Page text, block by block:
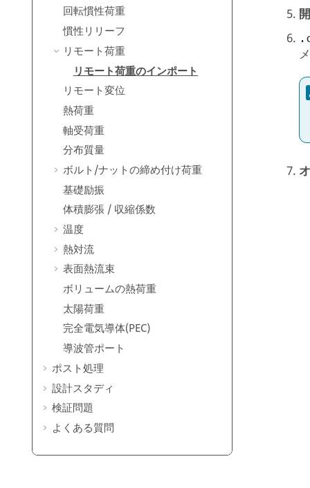
回転慣性荷重
慣性リリーフ
リモート荷重
リモート荷重のインポート
リモート変位
熱荷重
軸受荷重
分布質量
ボルト/ナットの締め付け荷重
基礎励振
体積膨張 / 収縮係数
温度
熱対流
表面熱流束
ボリュームの熱荷重
太陽荷重
完全電気導体(PEC)
導波管ポート
ポスト処理
設計スタディ
検証問題
よくある質問